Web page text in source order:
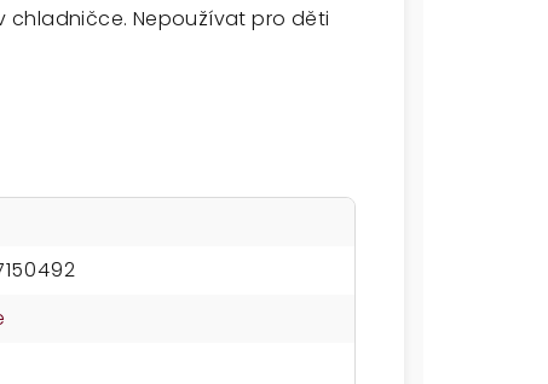
chladničce. Nepoužívat pro děti